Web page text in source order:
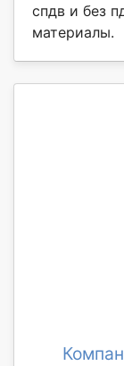
спдв и без
материалы.